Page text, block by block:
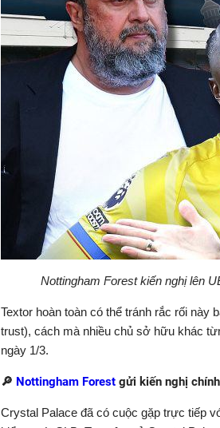
Nottingham Forest kiến nghị lên
Textor hoàn toàn có thể tránh rắc rối
trust), cách mà nhiều chủ sở hữu khác
ngày 1/3.
🔎 Nottingham Forest gửi kiến nghị
Crystal Palace đã có cuộc gặp trực tiếp